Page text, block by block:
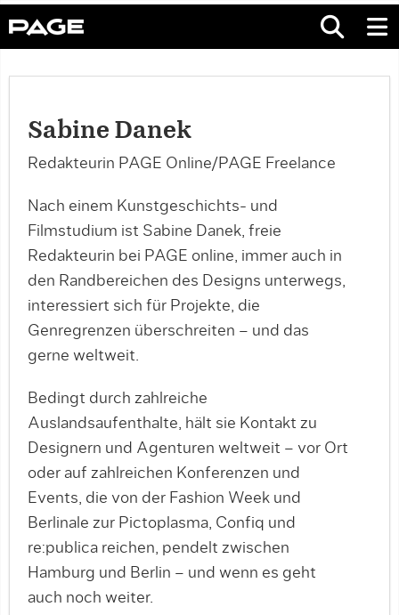
Sabine Danek
Redakteurin PAGE Online/PAGE Freelance
Nach einem Kunstgeschichts- und
Filmstudium ist Sabine Danek, freie
Redakteurin bei PAGE online, immer auch in
den Randbereichen des Designs unterwegs,
interessiert sich für Projekte, die
Genregrenzen überschreiten – und das
gerne weltweit.
Bedingt durch zahlreiche
Auslandsaufenthalte, hält sie Kontakt zu
Designern und Agenturen weltweit – vor Ort
oder auf zahlreichen Konferenzen und
Events, die von der Fashion Week und
Berlinale zur Pictoplasma, Confiq und
re:publica reichen, pendelt zwischen
Hamburg und Berlin – und wenn es geht
auch noch weiter.